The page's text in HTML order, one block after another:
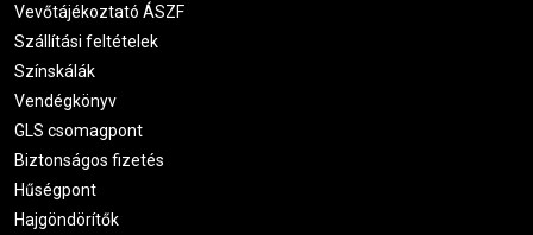
Vevőtájékoztató ÁSZF
Szállítási feltételek
Színskálák
Vendégkönyv
GLS csomagpont
Biztonságos fizetés
Hűségpont
Hajgöndörítők